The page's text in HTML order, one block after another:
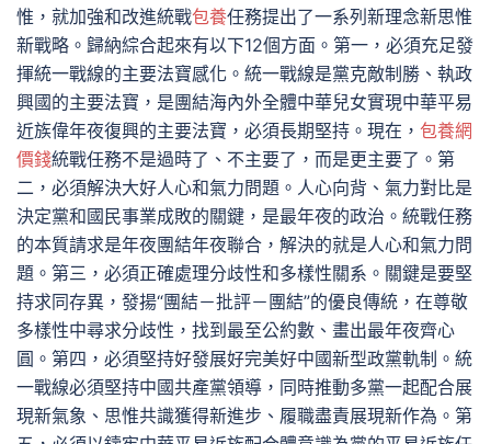
惟，就加強和改進統戰包養任務提出了一系列新理念新思惟
新戰略。歸納綜合起來有以下12個方面。第一，必須充足發
揮統一戰線的主要法寶感化。統一戰線是黨克敵制勝、執政
興國的主要法寶，是團結海內外全體中華兒女實現中華平易
近族偉年夜復興的主要法寶，必須長期堅持。現在， 包養網
價錢統戰任務不是過時了、不主要了，而是更主要了。第
二，必須解決大好人心和氣力問題。人心向背、氣力對比是
決定黨和國民事業成敗的關鍵，是最年夜的政治。統戰任務
的本質請求是年夜團結年夜聯合，解決的就是人心和氣力問
題。第三，必須正確處理分歧性和多樣性關系。關鍵是要堅
持求同存異，發揚“團結－批評－團結”的優良傳統，在尊敬
多樣性中尋求分歧性，找到最至公約數、畫出最年夜齊心
圓。第四，必須堅持好發展好完美好中國新型政黨軌制。統
一戰線必須堅持中國共產黨領導，同時推動多黨一起配合展
現新氣象、思惟共識獲得新進步、履職盡責展現新作為。第